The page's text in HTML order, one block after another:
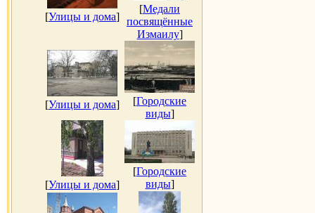
[Улицы и дома]
[Медали
посвящённые
Измаилу]
[Улицы и дома] [Городские
виды]
[Улицы и дома]
[Городские
виды]